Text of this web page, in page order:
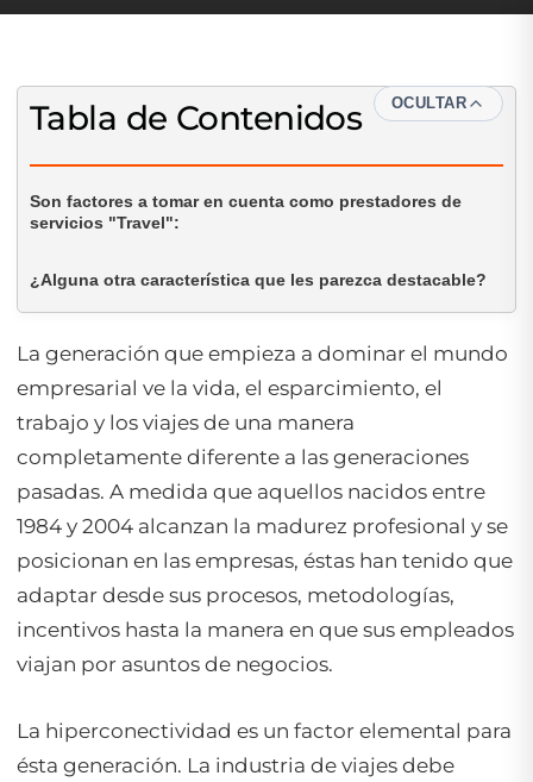
Tabla de Contenidos OCULTAR
Son factores a tomar en cuenta como prestadores de
servicios "Travel":
¿Alguna otra característica que les parezca destacable?
La generación que empieza a dominar el mundo
empresarial ve la vida, el esparcimiento, el
trabajo y los viajes de una manera
completamente diferente a las generaciones
pasadas. A medida que aquellos nacidos entre
1984 y 2004 alcanzan la madurez profesional y se
posicionan en las empresas, éstas han tenido que
adaptar desde sus procesos, metodologías,
incentivos hasta la manera en que sus empleados
viajan por asuntos de negocios.
La hiperconectividad es un factor elemental para
ésta generación. La industria de viajes debe